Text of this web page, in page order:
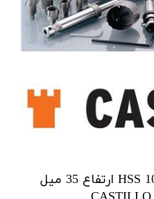
مته گردبر از قطر 12 تا 100 HSS ارتفاع 35 میل